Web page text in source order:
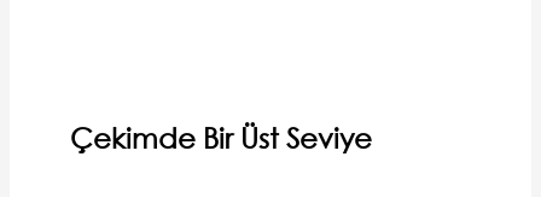
Çekimde Bir Üst Seviye